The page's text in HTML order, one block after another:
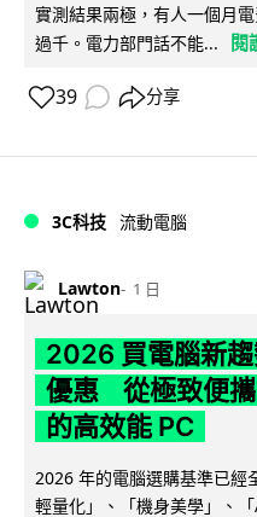
實測結果兩極，有人一個月
過千。電力部門話不能...
閱
39 分享
3C科技 流動電腦
Lawton 1 日
2026 買電腦新
優惠 從極致便攜
的高效能 PC
2026 年的電腦選購基準已經
輕量化」、「機身美學」、